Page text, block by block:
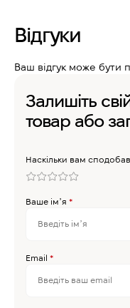
Відгуки
Ваш відгук може бути
Залишіть
товар або
Наскільки вам
Ваше імʼя *
Email *